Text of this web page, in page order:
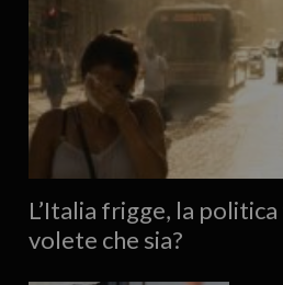
L’Italia frigge, la
volete che sia?